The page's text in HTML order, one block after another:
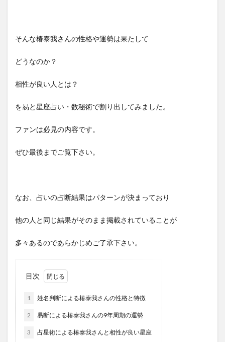
そんな椿泰我さんの性格や運勢は果たして
どうなのか？
相性が良い人とは？
を易と星座占い・数秘術で割り出してみました。
ファンは必見の内容です。
ぜひ最後までご覧下さい。
なお、占いの占断結果はパターンが決まっており
他の人と同じ結果がそのまま掲載されていることが
多々あるのであらかじめご了承下さい。
目次
1 姓名判断による椿泰我さんの性格と特徴
2 易断による椿泰我さんの9年周期の運勢
3 占星術による椿泰我さんと相性が良い星座